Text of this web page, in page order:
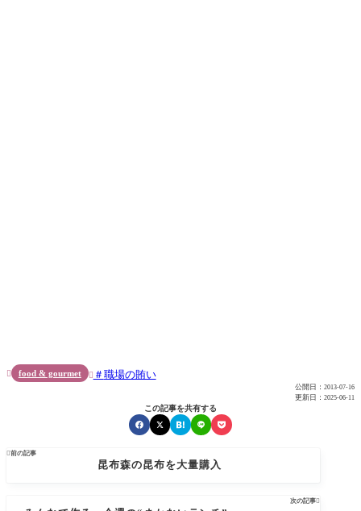
 food & gourmet  職場の賄い
公開日： 2013-07-16
更新日： 2025-06-11
この記事を共有する
前の記事
昆布森の昆布を大量購入
次の記事